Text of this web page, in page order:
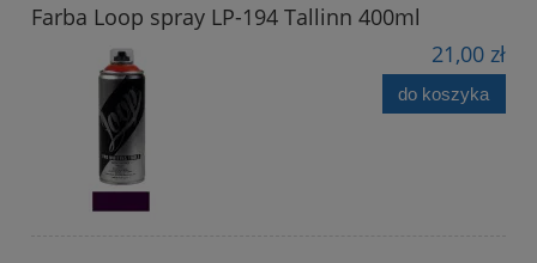
Farba Loop spray LP-194 Tallinn 400ml
21,00 zł
do koszyka